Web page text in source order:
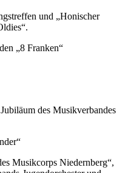
und „Honischer
„8 Franken“
des Musikverbandes
Musikcorps Niedernberg“,